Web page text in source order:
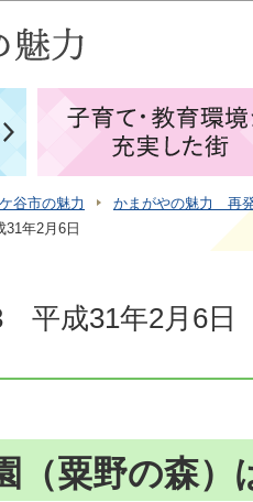
谷市の魅力
かまがやの魅力 再
年2月6日
平成31年2月6日
（粟野の森）